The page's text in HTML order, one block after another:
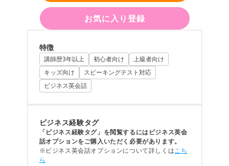
お気に入り登録
特徴
講師歴3年以上 初心者向け
上級者向け
キッズ向け
スピーキングテスト対応
ビジネス英会話
ビジネス経験タグ
「ビジネス経験タグ」を閲覧するにはビジネス英会
話オプションをご購入いただく必要があります。
※ビジネス英会話オプションについて詳しくはこち
ら